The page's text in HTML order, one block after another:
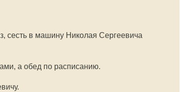
сесть в машину Николая Сергеевича
а обед по расписанию.